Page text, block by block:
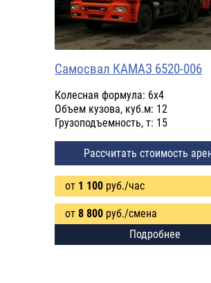
Самосвал КАМАЗ 6520-006
Колесная формула: 6х4
Объем кузова, куб.м: 12
Грузоподъемность, т: 15
Рассчитать стоимость
от 1 100 руб./час
от 8 800 руб./смена
Подробнее